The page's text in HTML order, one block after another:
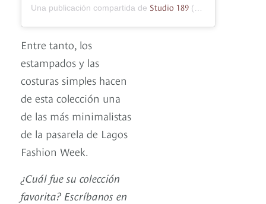
Una publicación compartida de Studio 189 (@studiooneeightynine) el
Entre tanto, los
estampados y las
costuras simples hacen
de esta colección una
de las más minimalistas
de la pasarela de Lagos
Fashion Week.
¿Cuál fue su colección
favorita? Escríbanos en